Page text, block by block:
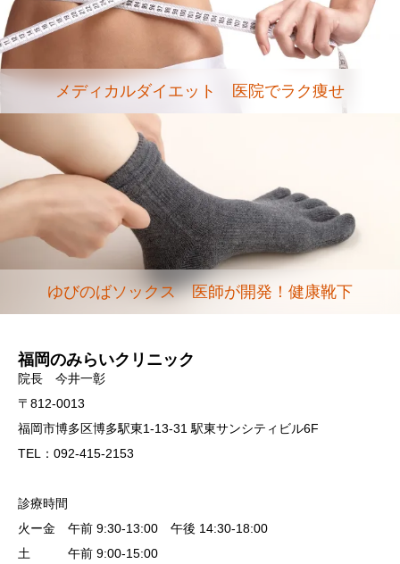
メディカルダイエット 医院でラク痩せ
ゆびのばソックス 医師が開発！健康靴下
福岡のみらいクリニック
院長 今井一彰
〒812-0013
福岡市博多区博多駅東1-13-31 駅東サンシティビル6F
TEL：092-415-2153
診療時間
火ー金 午前 9:30-13:00 午後 14:30-18:00
土 午前 9:00-15:00